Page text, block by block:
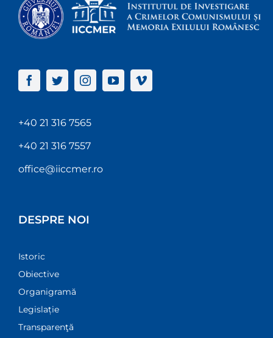
+40 21 316 7565
+40 21 316 7557
office@iiccmer.ro
DESPRE NOI
Istoric
Obiective
Organigramă
Legislație
Transparenţă